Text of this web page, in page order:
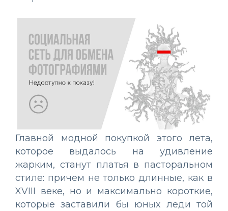
Главной модной покупкой этого лета,
которое выдалось на удивление
жарким, станут платья в пасторальном
стиле: причем не только длинные, как в
XVIII веке, но и максимально короткие,
которые заставили бы юных леди той